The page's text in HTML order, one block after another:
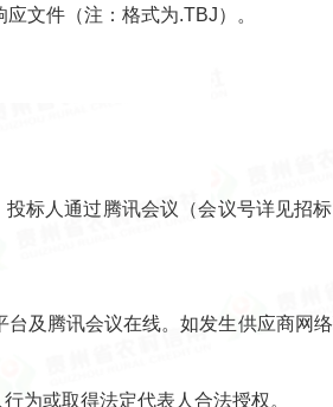
文件（注：格式为.TBJ）。
投标人通过腾讯会议（会议号详见招
及腾讯会议在线。如发生供应商网
为或取得法定代表人合法授权。